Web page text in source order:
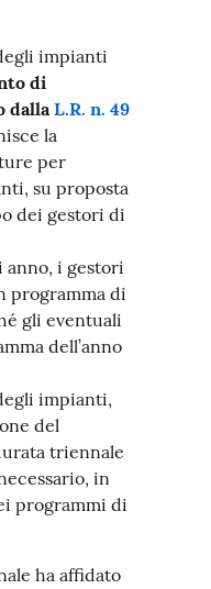
impianti
di
dallaL.R. n. 49
la
per
su proposta
dei gestori di
anno, i gestori
programma di
gli eventuali
dell’anno
impianti,
del
triennale
in
programmi di
ha affidato